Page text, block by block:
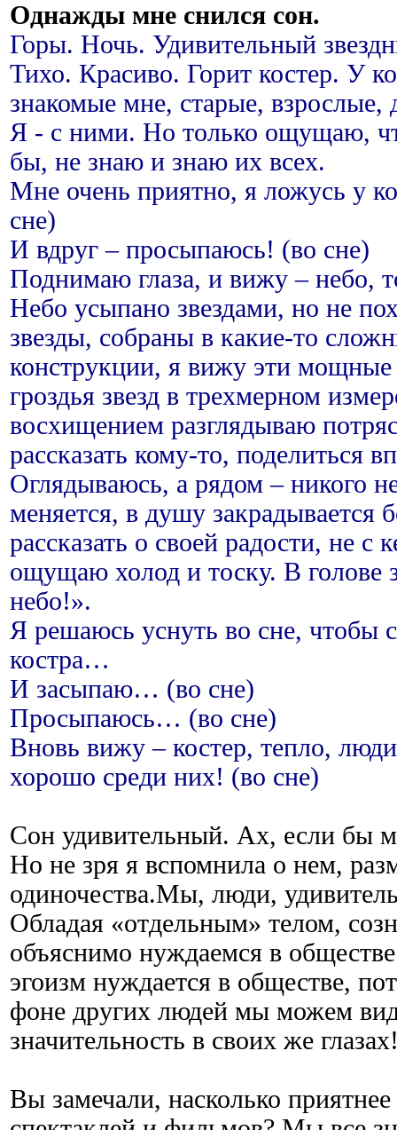
Однажды мне снился сон.
Горы. Ночь. Удивительный
Тихо. Красиво. Горит костер. У
знакомые мне, старые, взрослые,
Я - с ними. Но только ощущаю,
бы, не знаю и знаю их всех.
Мне очень приятно, я ложусь у
сне)
И вдруг – просыпаюсь! (во сне)
Поднимаю глаза, и вижу – небо,
Небо усыпано звездами, но не
звезды, собраны в какие-то
конструкции, я вижу эти мощные
гроздья звезд в трехмерном
восхищением разглядываю
рассказать кому-то, поделиться
Оглядываюсь, а рядом – никого
меняется, в душу закрадывается
рассказать о своей радости, не с
ощущаю холод и тоску. В голове
небо!».
Я решаюсь уснуть во сне, чтобы
костра…
И засыпаю… (во сне)
Просыпаюсь… (во сне)
Вновь вижу – костер, тепло,
хорошо среди них! (во сне)
Сон удивительный. Ах, если бы
Но не зря я вспомнила о нем,
одиночества.Мы, люди,
Обладая «отдельным» телом,
объяснимо нуждаемся в
эгоизм нуждается в обществе,
фоне других людей мы можем
значительность в своих же
Вы замечали, насколько